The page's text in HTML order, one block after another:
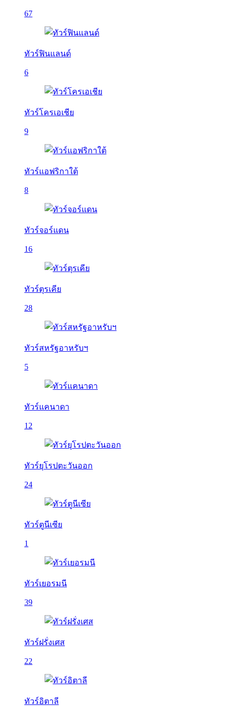
67
ทัวร์ฟินแลนด์
6
ทัวร์โครเอเชีย
9
ทัวร์แอฟริกาใต้
8
ทัวร์จอร์แดน
16
ทัวร์ตุรเคีย
28
ทัวร์สหรัฐอาหรับฯ
5
ทัวร์แคนาดา
12
ทัวร์ยุโรปตะวันออก
24
ทัวร์ตูนีเซีย
1
ทัวร์เยอรมนี
39
ทัวร์ฝรั่งเศส
22
ทัวร์อิตาลี